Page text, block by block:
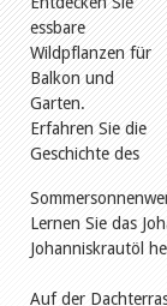
Services
Utiliser
essbare
Wildpflanzen für
Balkon und
Garten.
Erfahren Sie die
Geschichte des
Lernen Sie das
Johanniskrautöl
Auf der